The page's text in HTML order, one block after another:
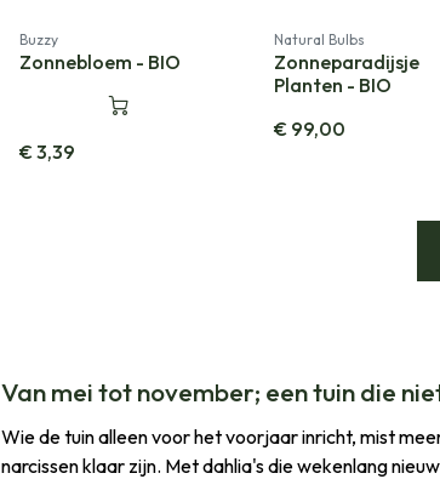
Buzzy
Zonnebloem - BIO
€3,39
Natural Bulbs
Zonneparadijsje
Planten - BIO
€ 99,00
Van mei tot november; een tuin die
Wie de tuin alleen voor het voorjaar inricht, mist
narcissen klaar zijn. Met dahlia's die wekenlang